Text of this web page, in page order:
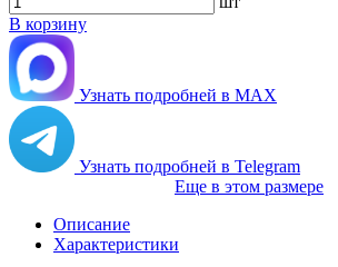
В корзину
Узнать подробней в MAX
Узнать подробней в Telegram
Еще в этом размере
Описание
Характеристики